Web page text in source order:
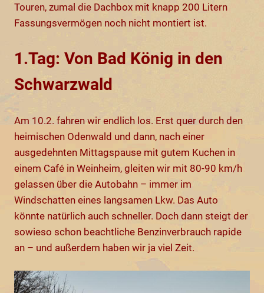
Touren, zumal die Dachbox mit knapp 200 Litern
Fassungsvermögen noch nicht montiert ist.
1.Tag: Von Bad König in den
Schwarzwald
Am 10.2. fahren wir endlich los. Erst quer durch den
heimischen Odenwald und dann, nach einer
ausgedehnten Mittagspause mit gutem Kuchen in
einem Café in Weinheim, gleiten wir mit 80-90 km/h
gelassen über die Autobahn – immer im
Windschatten eines langsamen Lkw. Das Auto
könnte natürlich auch schneller. Doch dann steigt der
sowieso schon beachtliche Benzinverbrauch rapide
an – und außerdem haben wir ja viel Zeit.